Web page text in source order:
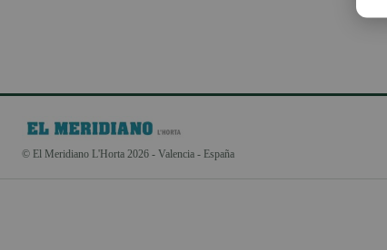
© El Meridiano L'Horta 2026 - Valencia - España